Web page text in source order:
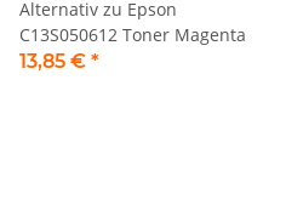
Alternativ zu Epson
C13S050612 Toner Magenta
13,85 € *